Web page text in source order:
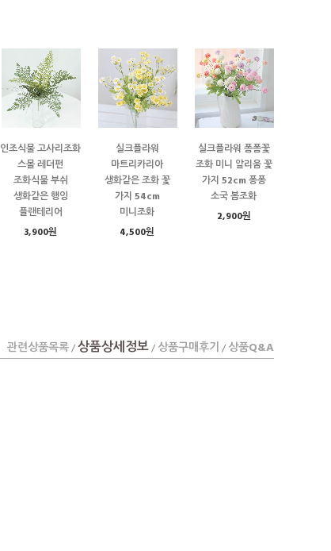
인조식물 고사리조화
스몰 레더펀
조화식물 부쉬
생화같은 행잉
플랜테리어
3,900원
실크플라워
마트리카리아
생화같은 조화 꽃
가지 54cm
미니조화
4,500원
실크플라워 폼폼꽃
조화 미니 알리움 꽃
가지 52cm 퐁퐁
소국 봄조화
2,900원
관련상품목록/상품상세정보/ 상품구매후기 / 상품Q&A